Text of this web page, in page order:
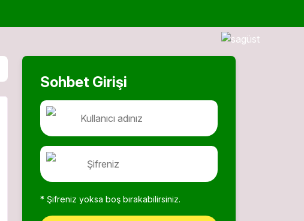
Sohbet Girişi
* Şifreniz yoksa boş bırakabilirsiniz.